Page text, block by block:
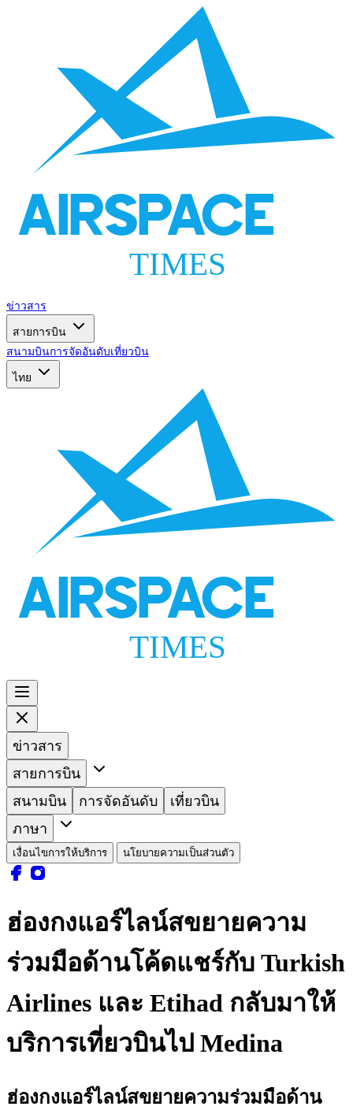
AIRSPACE
TIMES
ข่าวสาร
สายการบิน
สนามบินการจัดอันดับเที่ยวบิน
ไทย
AIRSPACE
TIMES
ข่าวสาร
สายการบิน
สนามบิน
การจัดอันดับ
เที่ยวบิน
ภาษา
เงื่อนไขการให้บริการ นโยบายความเป็นส่วนตัว
ฮ่องกงแอร์ไลน์สขยายความ
ร่วมมือด้านโค้ดแชร์กับ Turkish
Airlines และ Etihad กลับมาให้
บริการเที่ยวบินไป Medina
ฮ่องกงแอร์ไลน์สขยายความร่วมมือด้าน